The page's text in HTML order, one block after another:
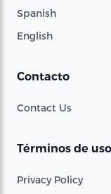
Spanish
English
Contacto
Contact Us
Términos de uso
Privacy Policy